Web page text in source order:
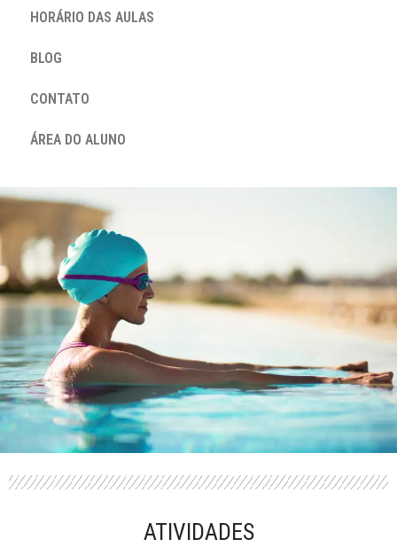
HORÁRIO DAS AULAS
BLOG
CONTATO
ÁREA DO ALUNO
PERFORMANCE
ATIVIDADES